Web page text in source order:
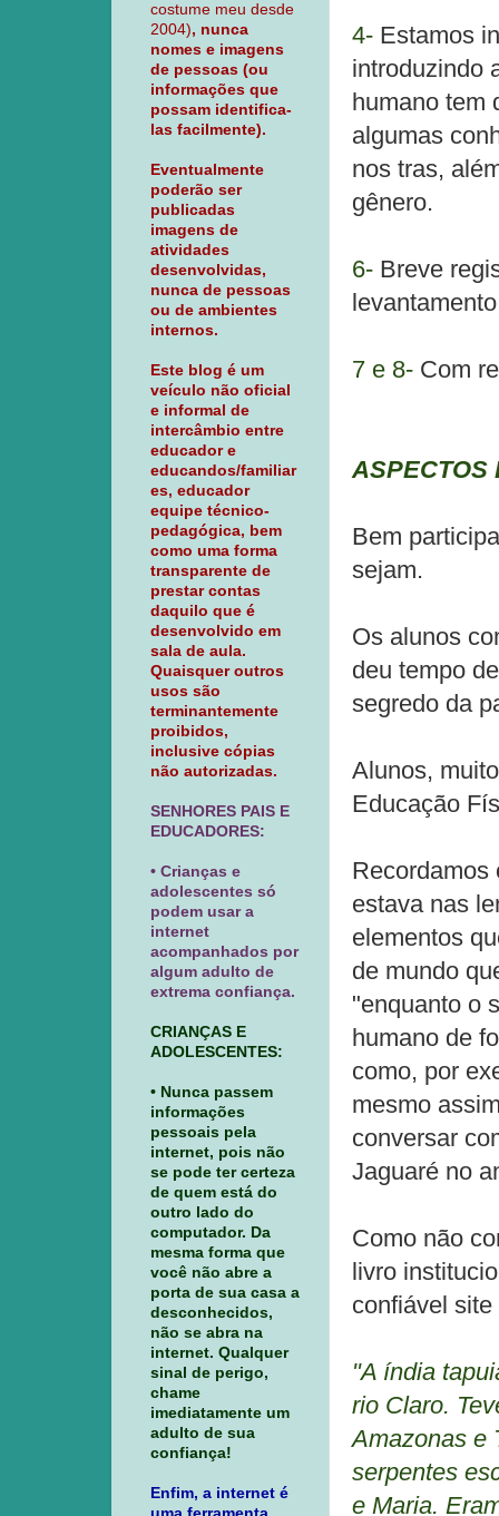
4- Estamos
introduzindo
humano tem
algumas
nos tras,
gênero.
6- Breve
7 e 8- Com
ASPECTOS
Bem
sejam.
Os alunos
deu tempo
segredo da
Alunos,
Educação
Recordamos
estava nas
elementos
de mundo
"enquanto o
humano de
como, por
mesmo
conversar
Jaguaré no
Como não
livro
confiável
"A índia
rio Claro.
Amazonas e
serpentes
e Maria.
costume meu desde
2004), nunca
nomes e imagens
de pessoas (ou
informações que
possam identifica-
las facilmente).
Eventualmente
poderão ser
publicadas
imagens de
atividades
desenvolvidas,
nunca de pessoas
ou de ambientes
internos.
Este blog é um
veículo não oficial
e informal de
intercâmbio entre
educador e
educandos/familiar
es, educador
equipe técnico-
pedagógica, bem
como uma forma
transparente de
prestar contas
daquilo que é
desenvolvido em
sala de aula.
Quaisquer outros
usos são
terminantemente
proibidos,
inclusive cópias
não autorizadas.
SENHORES PAIS E
EDUCADORES:
• Crianças e
adolescentes só
podem usar a
internet
acompanhados por
algum adulto de
extrema confiança.
CRIANÇAS E
ADOLESCENTES:
• Nunca passem
informações
pessoais pela
internet, pois não
se pode ter certeza
de quem está do
outro lado do
computador. Da
mesma forma que
você não abre a
porta de sua casa a
desconhecidos,
não se abra na
internet. Qualquer
sinal de perigo,
chame
imediatamente um
adulto de sua
confiança!
Enfim, a internet é